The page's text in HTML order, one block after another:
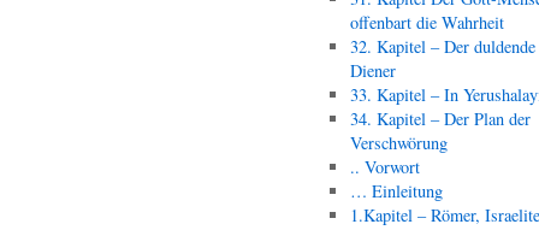
offenbart die Wahrheit
32. Kapitel – Der duldende
Diener
33. Kapitel – In
34. Kapitel – Der Plan der
Verschwörung
.. Vorwort
… Einleitung
1.Kapitel – Römer,